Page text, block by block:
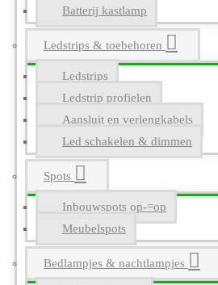
Batterij kastlamp
Ledstrips & toebehoren
Ledstrips
Ledstrip profielen
Aansluit en verlengkabels
Led schakelen & dimmen
Spots
Inbouwspots op-=op
Meubelspots
Bedlampjes & nachtlampjes